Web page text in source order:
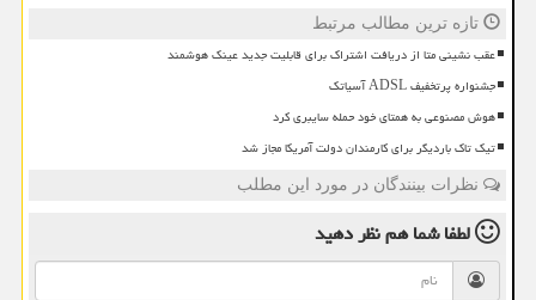
تازه ترین مطالب مرتبط
عقب نشینی متا از دریافت اشتراک برای قابلیت جدید عینک هوشمند
جشنواره پرتخفیف ADSL آسیاتک
هوش مصنوعی به همتای خود حمله سایبری کرد
تیک تاک باردیگر برای کارمندان دولت آمریکا مجاز شد
نظرات بینندگان در مورد این مطلب
لطفا شما همنظر دهید